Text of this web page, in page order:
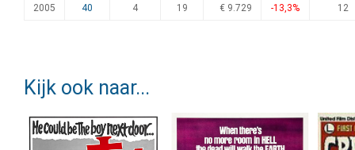
2005 40 4 19 € 9.729 -13,3% 12
Kijk ook naar...